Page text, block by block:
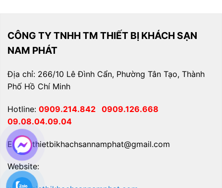
CÔNG TY TNHH TM THIẾT BỊ KHÁCH SẠN
NAM PHÁT
Địa chỉ: 266/10 Lê Đình Cẩn, Phường Tân Tạo, Thành
Phố Hồ Chí Minh
Hotline: 0909.214.842 0909.126.668
09.08.04.09.04
Email: thietbikhachsannamphat@gmail.com
Website: